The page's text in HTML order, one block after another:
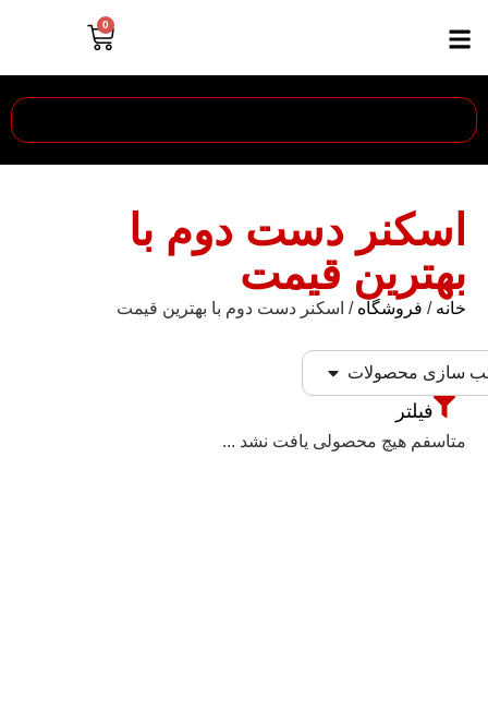
0
اسکنر دست دوم با
بهترین قیمت
خانه / فروشگاه / اسکنر دست دوم با بهترین قیمت
سازی محصولات
فیلتر
متاسفم هیچ محصولی یافت نشد ...